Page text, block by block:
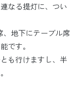
なる提灯に、つい
、地下にテーブル席
です。
も行けますし、半